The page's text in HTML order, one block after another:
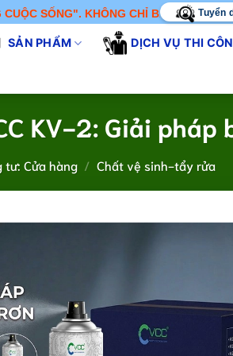
KHÔNG CHỈ BÁN SẢN PHẨM - CHÚNGTuyển
SẢN PHẨM DỊCH VỤ THI
KV-2: Giải pháp
tư: Cửa hàng / Chất vệ sinh-tẩy rửa